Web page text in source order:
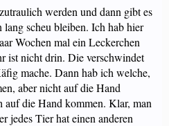
werden und dann gibt es
scheu bleiben. Ich hab hier
Wochen mal ein Leckerchen
ist nicht drin. Die verschwindet
mache. Dann hab ich welche,
aber nicht auf die Hand
auf die Hand kommen. Klar, man
jedes Tier hat einen anderen